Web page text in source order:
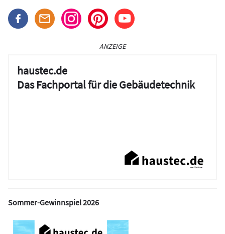
ANZEIGE
haustec.de
Das Fachportal für die Gebäudetechnik
Sommer-Gewinnspiel 2026